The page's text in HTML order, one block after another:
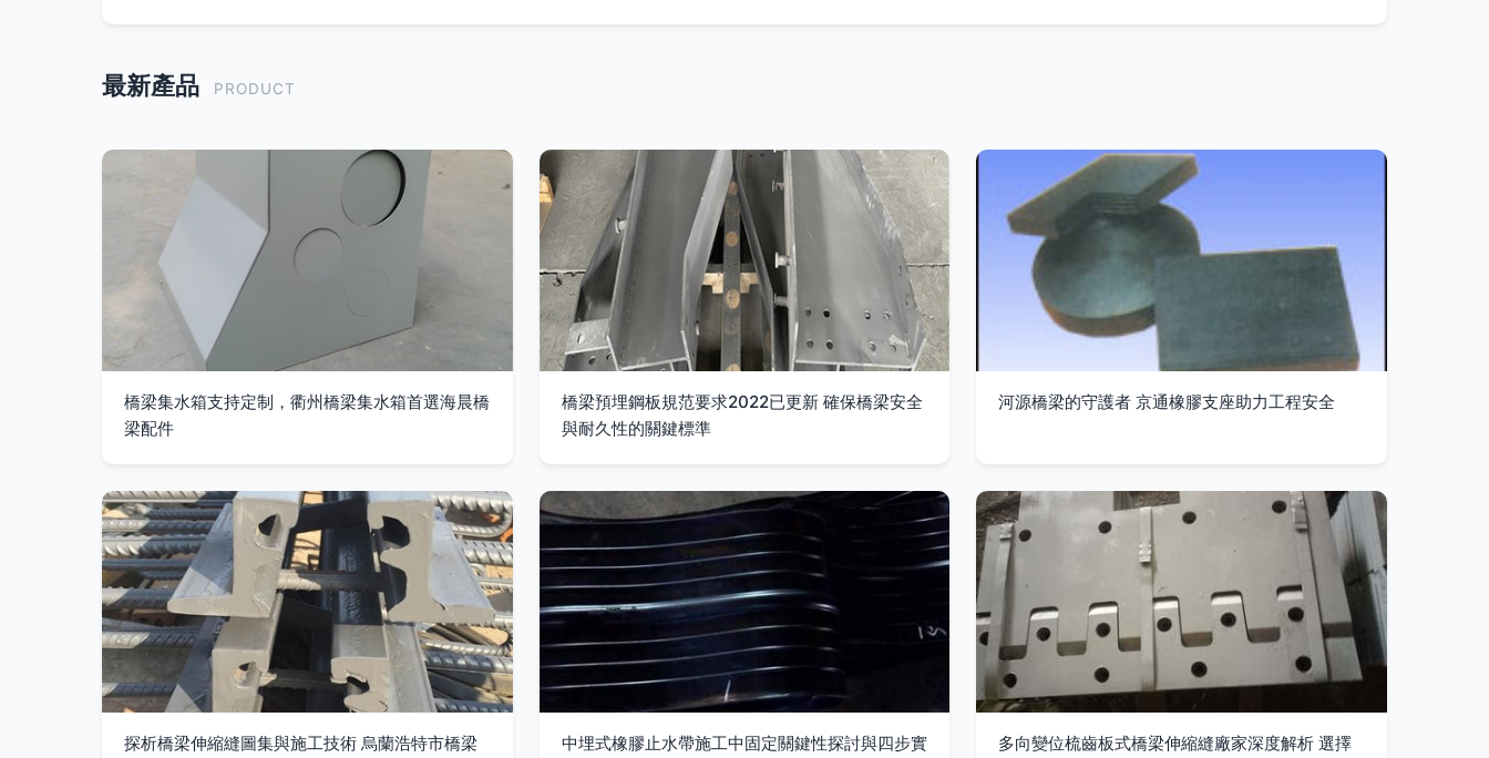
最新產品 PRODUCT
橋梁集水箱支持定制，衢州橋梁集水箱首選海晨橋
梁配件
橋梁預埋鋼板規范要求2022已更新 確保橋梁安全
與耐久性的關鍵標準
河源橋梁的守護者 京通橡膠支座助力工程安全
探析橋梁伸縮縫圖集與施工技術 烏蘭浩特市橋梁
中埋式橡膠止水帶施工中固定關鍵性探討與四步實
多向變位梳齒板式橋梁伸縮縫廠家深度解析 選擇